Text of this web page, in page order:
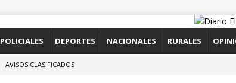
POLICIALES DEPORTES NACIONALES RURALES
AVISOS CLASIFICADOS